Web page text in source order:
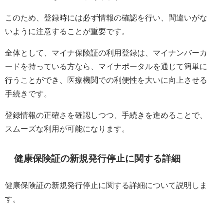
このため、登録時には必ず情報の確認を行い、間違いがな
いように注意することが重要です。
全体として、マイナ保険証の利用登録は、マイナンバーカ
ードを持っている方なら、マイナポータルを通じて簡単に
行うことができ、医療機関での利便性を大いに向上させる
手続きです。
登録情報の正確さを確認しつつ、手続きを進めることで、
スムーズな利用が可能になります。
健康保険証の新規発行停止に関する詳細
健康保険証の新規発行停止に関する詳細について説明しま
す。